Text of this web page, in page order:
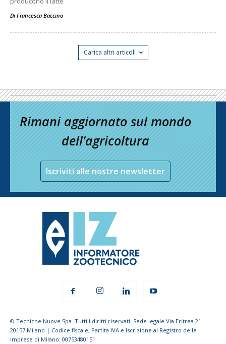
Di Francesca Baccino
Carica altri articoli
Rimani aggiornato sul mondo
dell’agricoltura
Iscriviti alle nostre newsletter
© Tecniche Nuove Spa. Tutti i diritti riservati. Sede legale Via Eritrea 21 -
20157 Milano | Codice fiscale, Partita IVA e Iscrizione al Registro delle
imprese di Milano: 00753480151